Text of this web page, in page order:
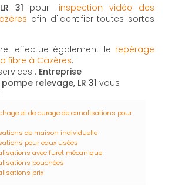
LR 31 pour l'inspection vidéo des
afin d'identifier toutes sortes
effectue également le repérage
fibre à Cazères.
: Entreprise
relevage, LR 31 vous
et de curage de canalisations pour
de maison individuelle
pour eaux usées
avec furet mécanique
bouchées
prix